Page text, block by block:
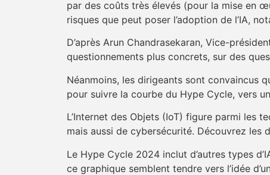
par des coûts très élevés (pour la mise en
risques que peut poser l’adoption de l’IA,
D’après Arun Chandrasekaran, Vice-
questionnements plus concrets, sur des
Néanmoins, les dirigeants sont convaincus
pour suivre la courbe du Hype Cycle, vers
L’Internet des Objets (IoT) figure parmi les
mais aussi de cybersécurité. Découvrez les
Le Hype Cycle 2024 inclut d’autres types
ce graphique semblent tendre vers l’idée